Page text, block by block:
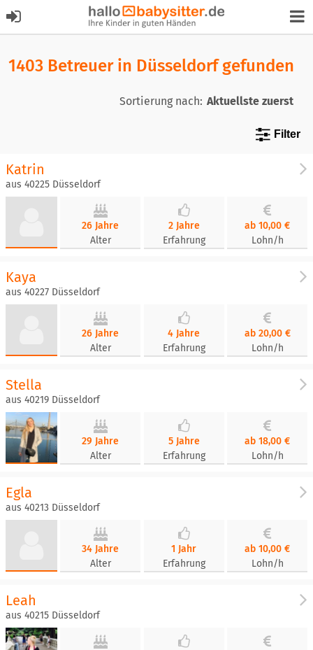
1403 Betreuer in Düsseldorf gefunden
Sortierung nach:
Filter
Katrin
aus 40225 Düsseldorf
26 Jahre
Alter
2 Jahre
Erfahrung
ab 10,00 €
Lohn/h
Kaya
aus 40227 Düsseldorf
26 Jahre
Alter
4 Jahre
Erfahrung
ab 20,00 €
Lohn/h
Stella
aus 40219 Düsseldorf
29 Jahre
Alter
5 Jahre
Erfahrung
ab 18,00 €
Lohn/h
Egla
aus 40213 Düsseldorf
34 Jahre
Alter
1 Jahr
Erfahrung
ab 10,00 €
Lohn/h
Leah
aus 40215 Düsseldorf